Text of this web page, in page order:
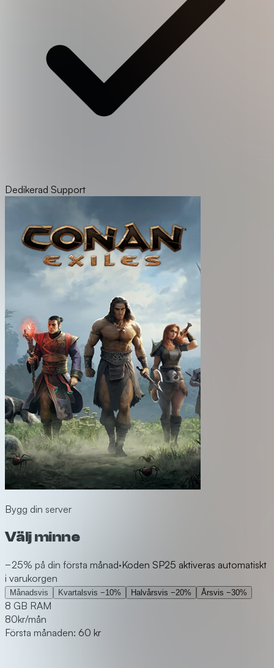
Dedikerad Support
Bygg din server
Välj minne
−25% på din första månad·Koden SP25 aktiveras automatiskt
i varukorgen
Månadsvis Kvartalsvis −10% Halvårsvis −20% Årsvis −30%
8 GB RAM
80kr/mån
Första månaden: 60 kr